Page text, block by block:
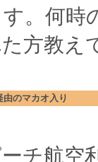
。何時
方教え
由のマカオ入り
チ航空